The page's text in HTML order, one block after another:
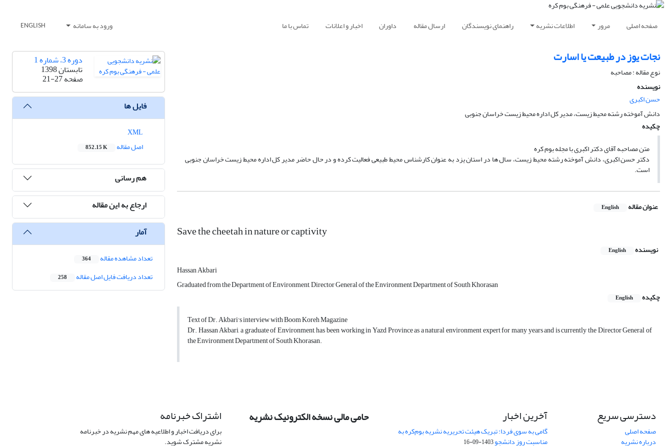
صفحه اصلی مرور اطلاعات نشریه راهنمای نویسندگان ارسال مقاله داوران اخبار و اعلانات تماس با ما ورود به سامانه ENGLISH
نجات یوز در طبیعت یا اسارت
نوع مقاله : مصاحبه
نویسنده
حسن اکبری
دانش آموخته رشته محیط زیست، مدیر کل اداره محیط زیست خراسان جنوبی
چکیده
متن مصاحبه آقای دکتر اکبری با مجله بوم کره
دکتر حسن اکبری، دانش آموخته رشته محیط زیست، سال ها در استان یزد به عنوان کارشناس محیط طبیعی فعالیت کرده و در حال حاضر مدیر کل اداره محیط زیست خراسان جنوبی
است.
عنوان مقاله English
Save the cheetah in nature or captivity
نویسنده English
Hassan Akbari
Graduated from the Department of Environment, Director General of the Environment Department of South Khorasan
چکیده
English
Text of Dr. Akbari's interview with Boom Koreh Magazine
Dr. Hassan Akbari, a graduate of Environment, has been working in Yazd Province as a natural environment expert for many years and is currently the Director General of
the Environment Department of South Khorasan.
دوره 3، شماره 1
تابستان 1398
صفحه21-27
فایل ها
اصل مقاله
852.15 K
هم رسانی
ارجاع به این مقاله
آمار
تعداد مشاهده مقاله 364
تعداد دریافت فایل اصل مقاله 258
دسترسی سریع
صفحه اصلی
درباره نشریه
آخرین اخبار
گامی به سوی فردا: تبریک هیئت تحریریه نشریه بوم‌کره به
مناسبت روز دانشجو1403-09-16
حامی مالی نسخه الکترونیک نشریه اشتراک خبرنامه
برای دریافت اخبار و اطلاعیه های مهم نشریه در خبرنامه
نشریه مشترک شوید.